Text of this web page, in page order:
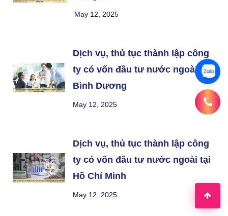
May 12, 2025
Dịch vụ, thủ tục thành lập công
ty có vốn đầu tư nước ngoài tại
Bình Dương
May 12, 2025
Dịch vụ, thủ tục thành lập công
ty có vốn đầu tư nước ngoài tại
Hồ Chí Minh
May 12, 2025